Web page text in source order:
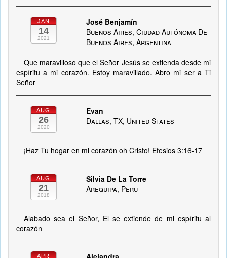
JAN
14
2021
José Benjamín
Buenos Aires, Ciudad Autónoma De
Buenos Aires, Argentina
Que maravilloso que el Señor Jesús se extienda desde mi
espíritu a mi corazón. Estoy maravillado. Abro mi ser a Ti
Señor
AUG
26
2020
Evan
Dallas, TX, United States
¡Haz Tu hogar en mi corazón oh Cristo! Efesios 3:16-17
AUG
21
2018
Silvia De La Torre
Arequipa, Peru
Alabado sea el Señor, El se extiende de mi espíritu al
corazón
APR